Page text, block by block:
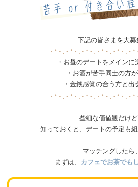
下記の皆さまを大募
・お昼のデートをメインに
・お酒が苦手同士の方
・金銭感覚の合う方と出
些細な価値観だけど
知っておくと、デートの予定も
マッチングしたら、
まずは、 カフェでお茶でも